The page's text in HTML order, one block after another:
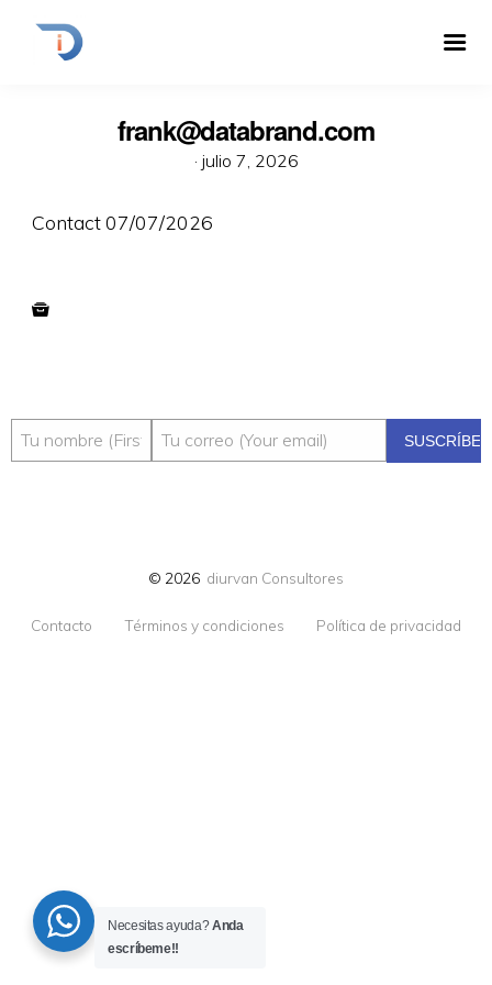
frank@databrand.com
· julio 7, 2026
Contact 07/07/2026
© 2026 diurvan Consultores
Contacto Términos y condiciones Política de privacidad
Necesitas ayuda?Anda
escríbeme!!